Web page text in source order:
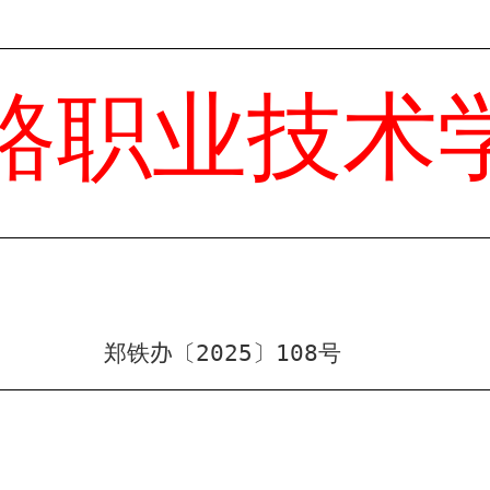
职业技术
郑铁办 〔2025 〕 108号